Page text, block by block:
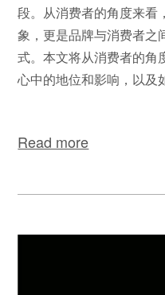
段。从消费者的角度来看
象，更是品牌与消费者之
式。本文将从消费者的角
心中的地位和影响，以及
Read more